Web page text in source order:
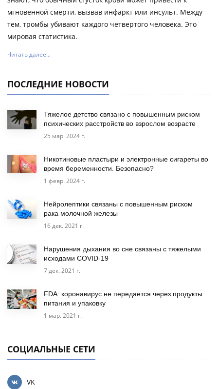
мгновенной смерти, вызвав инфаркт или инсульт. Между
тем, тромбы убивают каждого четвертого человека. Это
мировая статистика.
Читать далее...
ПОСЛЕДНИЕ НОВОСТИ
Тяжелое детство связано с повышенным риском
психических расстройств во взрослом возрасте
25 мар. 2024 г.
Никотиновые пластыри и электронные сигареты во
время беременности. Безопасно?
1 февр. 2024 г.
Нейролептики связаны с повышенным риском
рака молочной железы
16 дек. 2021 г.
Нарушения дыхания во сне связаны с тяжелыми
исходами COVID-19
7 дек. 2021 г.
FDA: коронавирус не передается через продукты
питания и упаковку
1 мар. 2021 г.
СОЦИАЛЬНЫЕ СЕТИ
VK